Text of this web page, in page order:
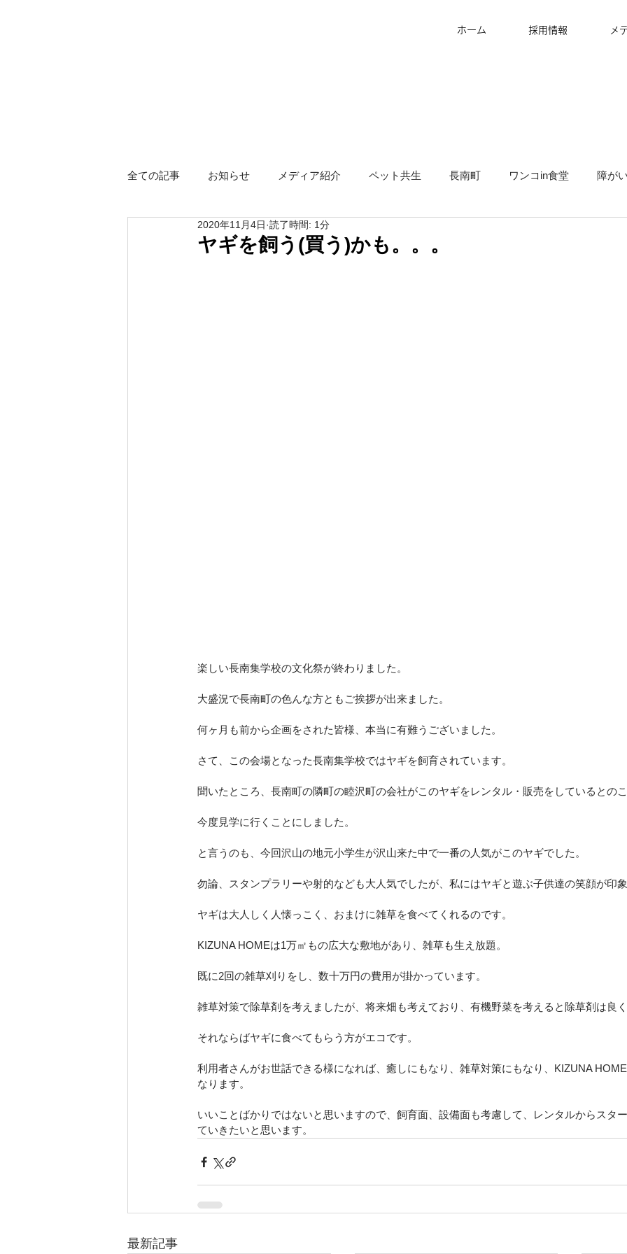
ホーム 採用情報 メ
全ての記事 お知らせ メディア紹介 ペット共生 長南町 ワンコin食堂 障が
障がい者グループホーム スタッフ募集
ヤギを飼う(買う)かも。。。
2020年11月4日 読了時間: 1分
楽しい長南集学校の文化祭が終わりました。
大盛況で長南町の色んな方ともご挨拶が出来ました。
何ヶ月も前から企画をされた皆様、本当に有難うございました。
さて、この会場となった長南集学校ではヤギを飼育されています。
聞いたところ、長南町の隣町の睦沢町の会社がこのヤギをレンタル・販売をしているとのこ
今度見学に行くことにしました。
と言うのも、今回沢山の地元小学生が沢山来た中で一番の人気がこのヤギでした。
勿論、スタンプラリーや射的なども大人気でしたが、私にはヤギと遊ぶ子供達の笑顔が印象
ヤギは大人しく人懐っこく、おまけに雑草を食べてくれるのです。
KIZUNA HOMEは1万㎡もの広大な敷地があり、雑草も生え放題。
既に2回の雑草刈りをし、数十万円の費用が掛かっています。
雑草対策で除草剤を考えましたが、将来畑も考えており、有機野菜を考えると除草剤は良く
それならばヤギに食べてもらう方がエコです。
利用者さんがお世話できる様になれば、癒しにもなり、雑草対策にもなり、KIZUNA
なります。
いいことばかりではないと思いますので、飼育面、設備面も考慮して、レンタルからスタ
ていきたいと思います。
最新記事